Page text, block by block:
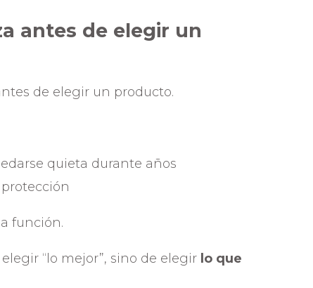
antes de elegir un
de elegir un producto.
quieta durante años
función.
“lo mejor”, sino de elegir lo que